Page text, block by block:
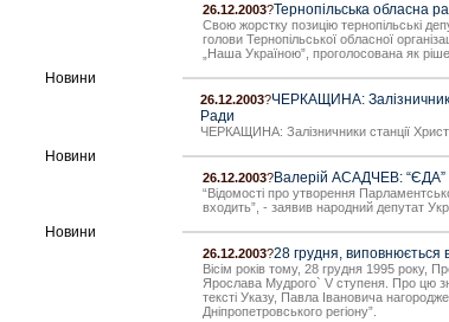
26.12.2003?Тернопільська обласна
Свою жорстку позицію тернопільські
голови Тернопільської обласної
„Наша Україною”, проголосована як
Новини
26.12.2003?ЧЕРКАЩИНА: Залізничники
Ради
ЧЕРКАЩИНА: Залізничники станції
Новини
26.12.2003?Валерій АСАДЧЕВ: “ЄДА”
“Відомості про утворення
входить”, - заявив народний депутат
Новини
26.12.2003?28 грудня, виповнюється
Вісім років тому, 28 грудня 1995
Ярослава Мудрого` V ступеня. Про цю
тексті Указу, Павла Івановича
Дніпропетровського регіону”.